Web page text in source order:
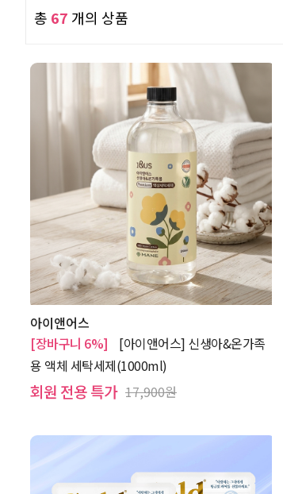
총 67 개의 상품
아이앤어스
[장바구니 6%]
[아이앤어스] 신생아&온가족
용 액체 세탁세제(1000ml)
회원 전용 특가 17,900원